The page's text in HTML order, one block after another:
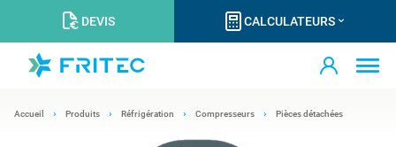
DEVIS CALCULATEURS
Accueil Produits Réfrigération Compresseurs Pièces détachées